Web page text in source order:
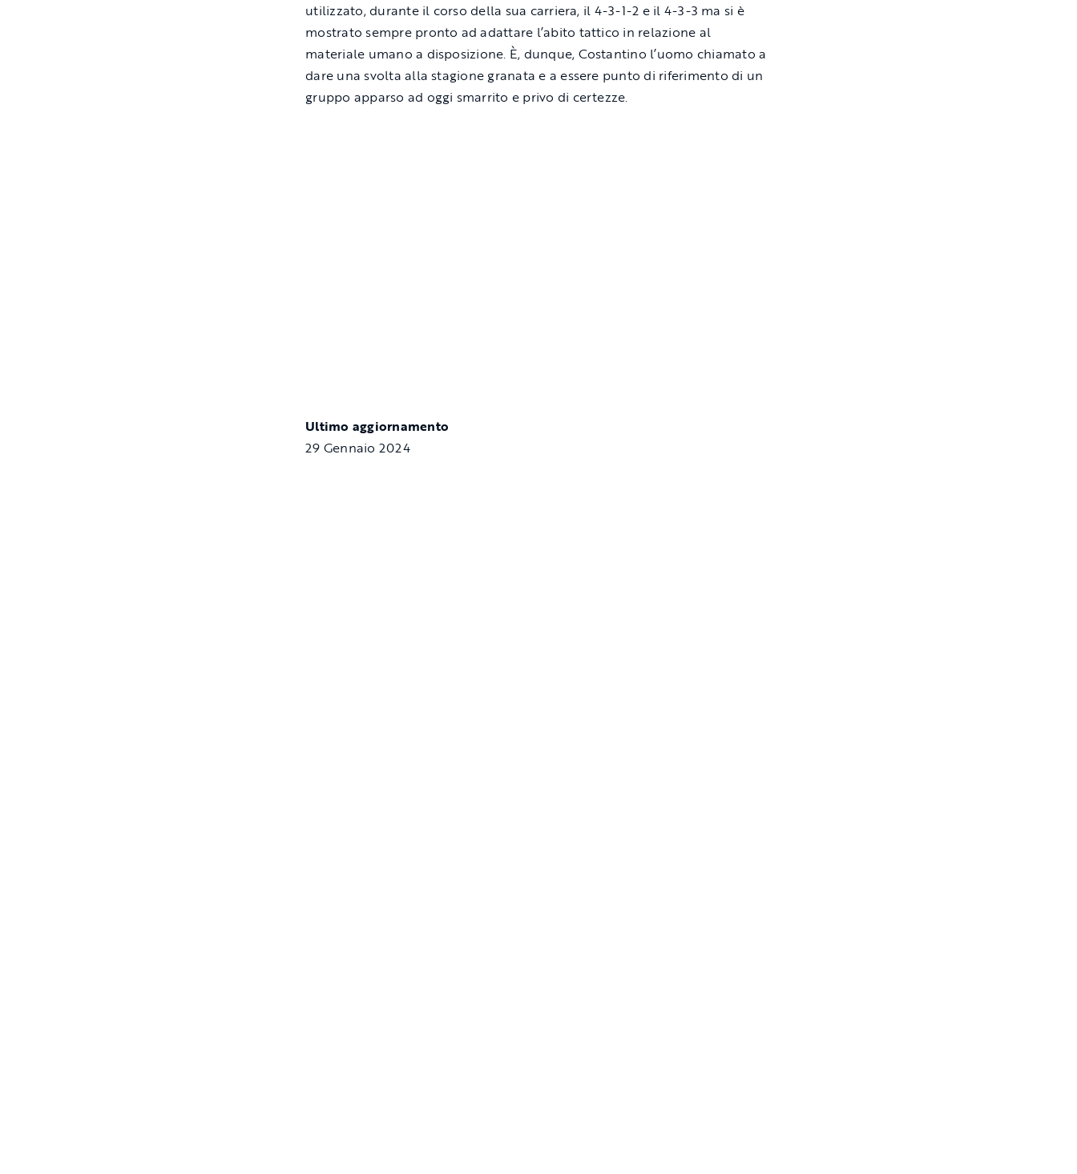
utilizzato, durante il corso della sua carriera, il 4-3-1-2 e il 4-3-3 ma si è
mostrato sempre pronto ad adattare l’abito tattico in relazione al
materiale umano a disposizione. È, dunque, Costantino l’uomo chiamato a
dare una svolta alla stagione granata e a essere punto di riferimento di un
gruppo apparso ad oggi smarrito e privo di certezze.
Ultimo aggiornamento
29 Gennaio 2024